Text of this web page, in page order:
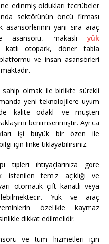
edinmiş oldukları tecrübeler
sektörünün öncü firması
asansörlerinin yanı sıra araç
asansörü, makaslı yük
otopark, döner tabla
ve insan asansörleri
sahip olmak ile birlikte sürekli
yeni teknolojilere uyum
kalite odaklı ve müşteri
benimsenmiştir. Ayrıca
işi büyük bir özen ile
için linke tıklayabilirsiniz.
tipleri ihtiyaçlarınıza göre
istenilen temiz açıklığı ve
otomatik çift kanatlı veya
Yük ve araç
özellikle kaymaz
dikkat edilmelidir.
ve tüm hizmetleri için